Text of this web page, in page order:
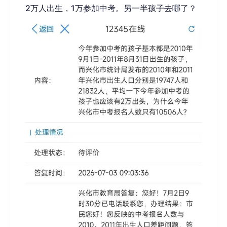
2万人出生， 1万参加中考。另一半孩子去哪了？